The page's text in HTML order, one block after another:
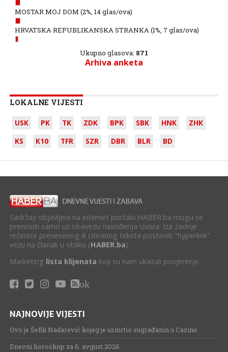
MOSTAR MOJ DOM (2%, 14 glas/ova)
HRVATSKA REPUBLIKANSKA STRANKA(1%, 7 glas/ova)
Ukupno glasova: 871
Arhiva anketa
LOKALNE VIJESTI
USK PK TK ZDK BPK SBK HNK
ZHK
KS
K10 TFR SZR DBR BLR BD
Sadržaji objavljeni na internet portalu HABER.ba mogu se
prenositi samo uz obavezu navođenja izvora. Iza zadnje
rečenice prenesenog ili citiranog teksta postaviti "hyperlink"
vezu na članak u obliku (HABER.ba).
Marketing lista klijenata koji su nam ukazali povjerenje.
ok
NAJNOVIJE VIJESTI
Ovo je Šefik Nadarević kojeg je usmrtio sugrađanin u Cazinu
Dnevni horoskop za 6. avgust.2026.